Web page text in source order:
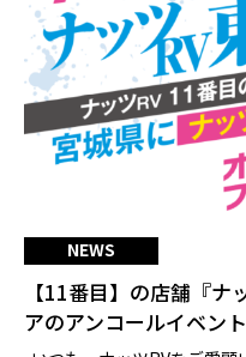
NEWS
【11番目】の店舗『
アのアンコールイベン